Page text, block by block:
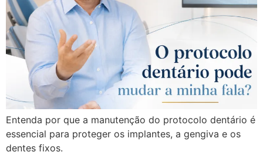
Entenda por que a manutenção do protocolo dentário é
essencial para proteger os implantes, a gengiva e os
dentes fixos.